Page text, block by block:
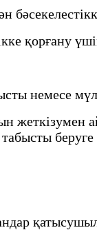
қорғану
немесе
жеткізумен